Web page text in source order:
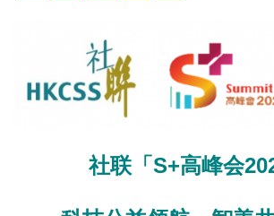
社联「 S+高峰会